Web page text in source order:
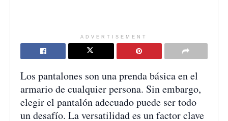
ADVERTISEMENT
Los pantalones son una prenda básica en el
armario de cualquier persona. Sin embargo,
elegir el pantalón adecuado puede ser todo
un desafío. La versatilidad es un factor clave